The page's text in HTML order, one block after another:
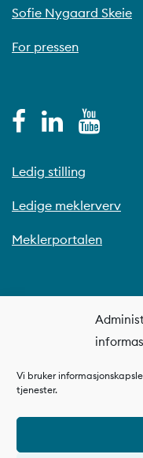
Vi bruker
tjenester.
Sofie Nygaard Skeie
For pressen
Ledig stilling
Ledige meklerverv
Meklerportalen